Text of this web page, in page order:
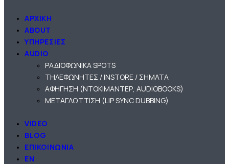
ΑΡΧΙΚΗ
ABOUT
ΥΠΗΡΕΣΙΕΣ
AUDIO
ΡΑΔΙΟΦΩΝΙΚΑ SPOTS
ΤΗΛΕΦΩΝΗΤΕΣ / INSTORE / ΣΗΜΑΤΑ
ΑΦΗΓΗΣΗ (ΝΤΟΚΙΜΑΝΤΕΡ, AUDIOBOOKS)
ΜΕΤΑΓΛΩΤΤΙΣΗ (LIP SYNC DUBBING)
VIDEO
BLOG
ΕΠΙΚΟΙΝΩΝΙΑ
EN